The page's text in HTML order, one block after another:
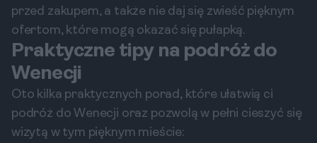
przed zakupem, a także nie daj się zwieść pięknym
ofertom, które mogą okazać się pułapką.
Praktyczne tipy na podróż do
Wenecji
Oto kilka praktycznych porad, które ułatwią ci
podróż do Wenecji oraz pozwolą w pełni cieszyć się
wizytą w tym pięknym mieście: